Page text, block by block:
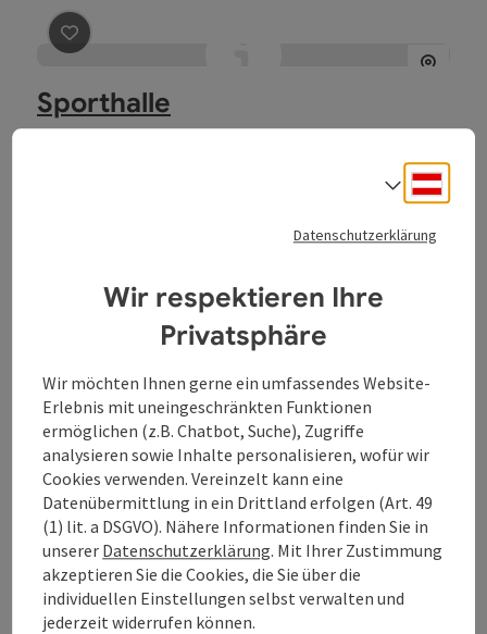
Beitrag merken
Sporthalle
VAZ (Veranstaltungszentrum)
Andorf
Veranstaltungszentrum
Ihre Location für besondere Anlässe
Direkt im Zentrum
Datenschutzerklärung
Wir respektieren Ihre
Privatsphäre
Wir möchten Ihnen gerne ein umfassendes Website-
Erlebnis mit uneingeschränkten Funktionen
ermöglichen (z.B. Chatbot, Suche), Zugriffe
analysieren sowie Inhalte personalisieren, wofür wir
Cookies verwenden. Vereinzelt kann eine
Datenübermittlung in ein Drittland erfolgen (Art. 49
(1) lit. a DSGVO). Nähere Informationen finden Sie in
unserer Datenschutzerklärung. Mit Ihrer Zustimmung
akzeptieren Sie die Cookies, die Sie über die
individuellen Einstellungen selbst verwalten und
jederzeit widerrufen können.